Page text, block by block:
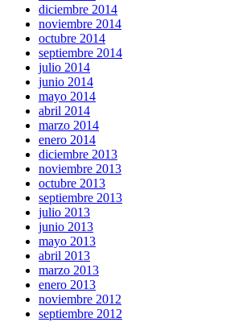
diciembre 2014
noviembre 2014
octubre 2014
septiembre 2014
julio 2014
junio 2014
mayo 2014
abril 2014
marzo 2014
enero 2014
diciembre 2013
noviembre 2013
octubre 2013
septiembre 2013
julio 2013
junio 2013
mayo 2013
abril 2013
marzo 2013
enero 2013
noviembre 2012
septiembre 2012